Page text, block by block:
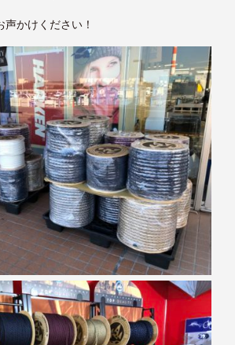
かけください！